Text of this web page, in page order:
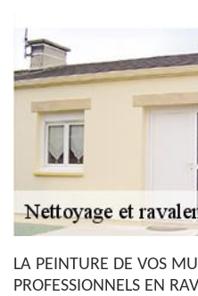
LA PEINTURE DE VOS
PROFESSIONNELS EN